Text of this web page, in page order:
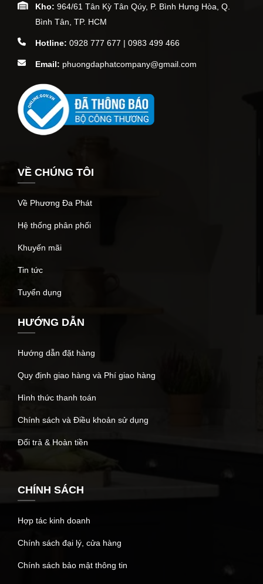
Kho: 964/61 Tân Kỳ Tân Qúy, P. Bình Hưng Hòa, Q.
Bình Tân, TP. HCM
Hotline: 0928 777 677 | 0983 499 466
Email: phuongdaphatcompany@gmail.com
VỀ CHÚNG TÔI
Về Phương Đa Phát
Hệ thống phân phối
Khuyến mãi
Tin tức
Tuyển dụng
HƯỚNG DẪN
Hướng dẫn đặt hàng
Quy định giao hàng và Phí giao hàng
Hình thức thanh toán
Chính sách và Điều khoản sử dụng
Đổi trả & Hoàn tiền
CHÍNH SÁCH
Hợp tác kinh doanh
Chính sách đại lý, cửa hàng
Chính sách bảo mật thông tin